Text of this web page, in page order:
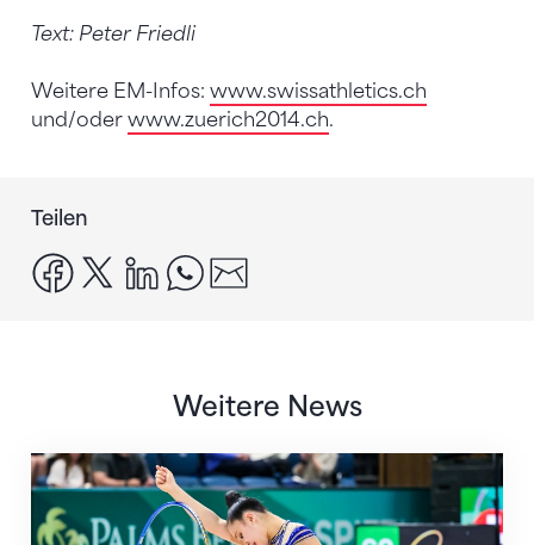
Text: Peter Friedli
Weitere EM-Infos: www.swissathletics.ch
und/oder www.zuerich2014.ch.
Teilen
facebook
x linkedinwhatsapp
Weitere News
Nächster Halt: Weltmeisterschaft